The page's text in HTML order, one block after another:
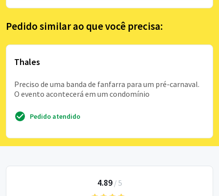
Pedido similar ao que você precisa:
Thales
Preciso de uma banda de fanfarra para um pré-carnaval.
O evento acontecerá em um condomínio
Pedido atendido
4.89/ 5